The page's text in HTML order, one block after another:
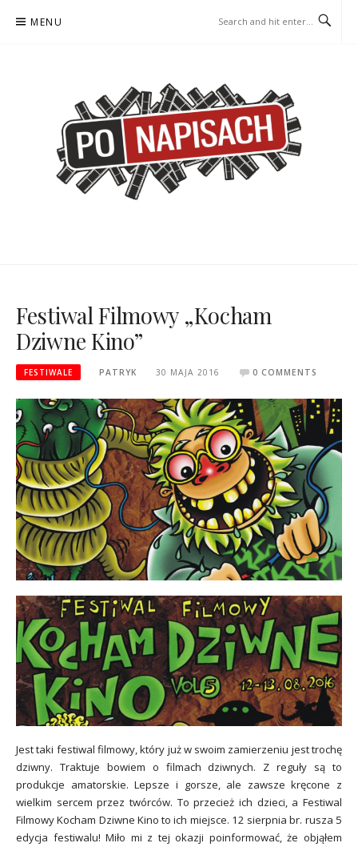
MENU
Festiwal Filmowy „Kocham
Dziwne Kino”
FESTIWALE PATRYK 30 MAJA 2016 0 COMMENTS
Jest taki festiwal filmowy, który już w swoim zamierzeniu jest trochę
dziwny. Traktuje bowiem o filmach dziwnych. Z reguły są to
produkcje amatorskie. Lepsze i gorsze, ale zawsze kręcone z
wielkim sercem przez twórców. To przecież ich dzieci, a Festiwal
Filmowy Kocham Dziwne Kino to ich miejsce. 12 sierpnia br. rusza 5
edycja festiwalu! Miło mi z tej okazji poinformować, że objąłem